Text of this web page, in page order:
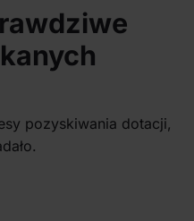
pozyskiwania dotacji,